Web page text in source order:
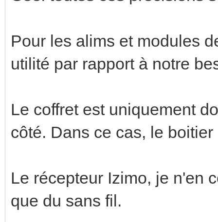
Pour les alims et modules
utilité par rapport à notre
Le coffret est uniquement
côté. Dans ce cas, le
Le récepteur Izimo, je n'en
que du sans fil.